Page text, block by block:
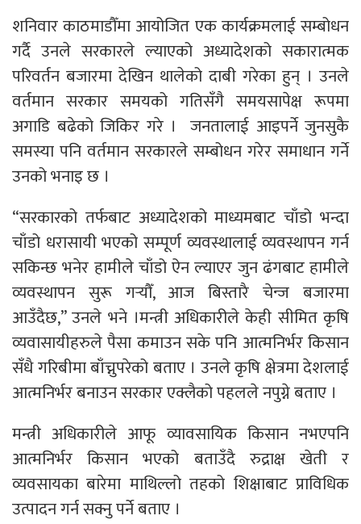
शनिवार काठमाडौँमा आयोजित एक कार्यक्रमलाई सम्बोधन
गर्दै उनले सरकारले ल्याएको अध्यादेशको सकारात्मक
परिवर्तन बजारमा देखिन थालेको दाबी गरेका हुन् । उनले
वर्तमान सरकार समयको गतिसँगै समयसापेक्ष रूपमा
अगाडि बढेको जिकिर गरे । जनतालाई आइपर्ने जुनसुकै
समस्या पनि वर्तमान सरकारले सम्बोधन गरेर समाधान गर्ने
उनको भनाइ छ ।
“सरकारको तर्फबाट अध्यादेशको माध्यमबाट चाँडो भन्दा
चाँडो धरासायी भएको सम्पूर्ण व्यवस्थालाई व्यवस्थापन गर्न
सकिन्छ भनेर हामीले चाँडो ऐन ल्याएर जुन ढंगबाट हामीले
व्यवस्थापन सुरू गर्‍यौँ, आज बिस्तारै चेन्ज बजारमा
आउँदैछ,” उनले भने ।मन्त्री अधिकारीले केही सीमित कृषि
व्यवासायीहरुले पैसा कमाउन सके पनि आत्मनिर्भर किसान
सँधै गरिबीमा बाँच्नुपरेको बताए । उनले कृषि क्षेत्रमा देशलाई
आत्मनिर्भर बनाउन सरकार एक्लैको पहलले नपुग्ने बताए ।
मन्त्री अधिकारीले आफू व्यावसायिक किसान नभएपनि
आत्मनिर्भर किसान भएको बताउँदै रुद्राक्ष खेती र
व्यवसायका बारेमा माथिल्लो तहको शिक्षाबाट प्राविधिक
उत्पादन गर्न सक्नु पर्ने बताए ।